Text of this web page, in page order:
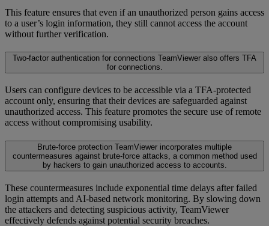
This feature ensures that even if an unauthorized person gains access
to a user’s login information, they still cannot access the account
without further verification.
Two-factor authentication for connections TeamViewer also offers TFA
for connections.
Users can configure devices to be accessible via a TFA-protected
account only, ensuring that their devices are safeguarded against
unauthorized access. This feature promotes the secure use of remote
access without compromising usability.
Brute-force protection TeamViewer incorporates multiple
countermeasures against brute-force attacks, a common method used
by hackers to gain unauthorized access to accounts.
These countermeasures include exponential time delays after failed
login attempts and AI-based network monitoring. By slowing down
the attackers and detecting suspicious activity, TeamViewer
effectively defends against potential security breaches.